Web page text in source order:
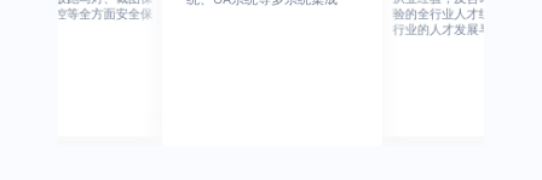
、权限管控等全方面安全保
验的全行业人才组成，涉猎
行业的人才发展与培养模块